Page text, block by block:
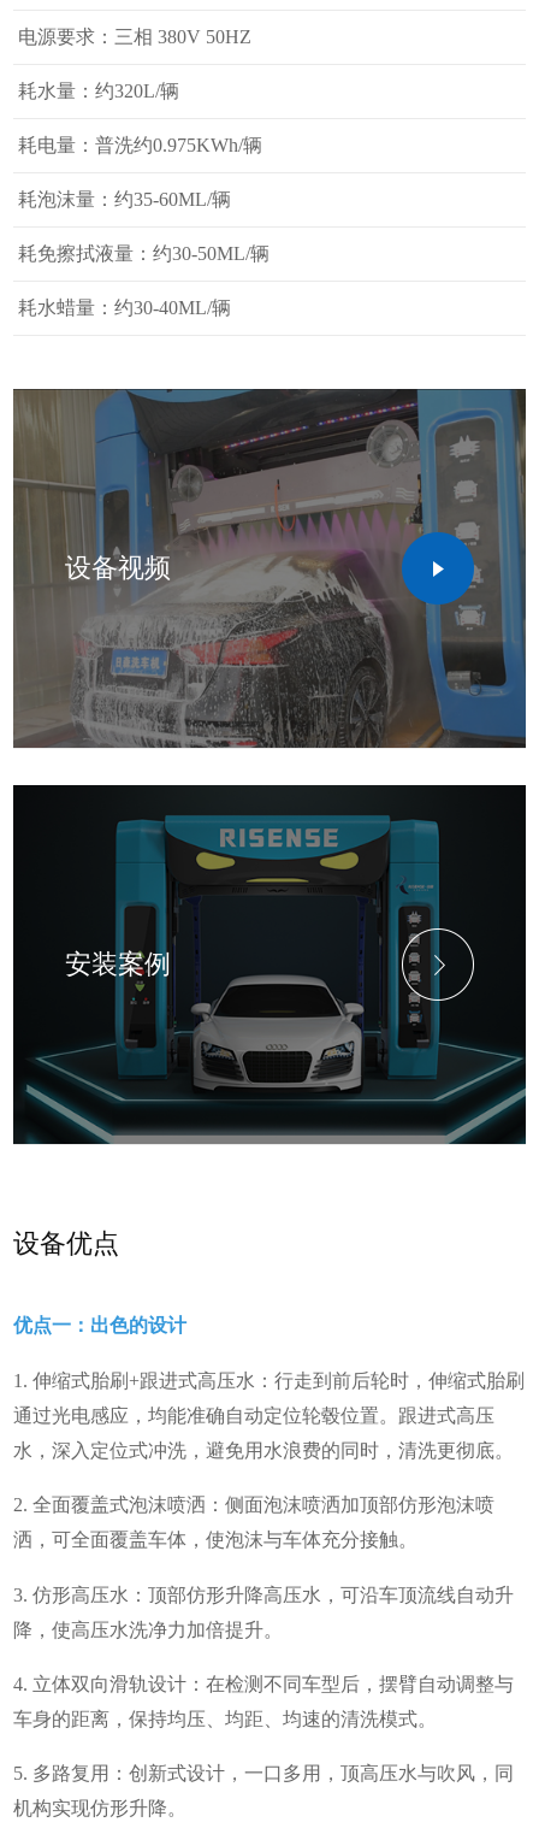
电源要求：三相 380V 50HZ
耗水量：约320L/辆
耗电量：普洗约0.975KWh/辆
耗泡沫量：约35-60ML/辆
耗免擦拭液量：约30-50ML/辆
耗水蜡量：约30-40ML/辆
设备视频
安装案例
设备优点
优点一：出色的设计
1. 伸缩式胎刷+跟进式高压水：行走到前后轮时，伸缩式胎刷
通过光电感应，均能准确自动定位轮毂位置。跟进式高压
水，深入定位式冲洗，避免用水浪费的同时，清洗更彻底。
2. 全面覆盖式泡沫喷洒：侧面泡沫喷洒加顶部仿形泡沫喷
洒，可全面覆盖车体，使泡沫与车体充分接触。
3. 仿形高压水：顶部仿形升降高压水，可沿车顶流线自动升
降，使高压水洗净力加倍提升。
4. 立体双向滑轨设计：在检测不同车型后，摆臂自动调整与
车身的距离，保持均压、均距、均速的清洗模式。
5. 多路复用：创新式设计，一口多用，顶高压水与吹风，同
机构实现仿形升降。